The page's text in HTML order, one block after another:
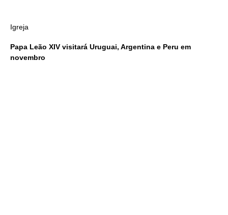
Igreja
Papa Leão XIV visitará Uruguai, Argentina e Peru em
novembro